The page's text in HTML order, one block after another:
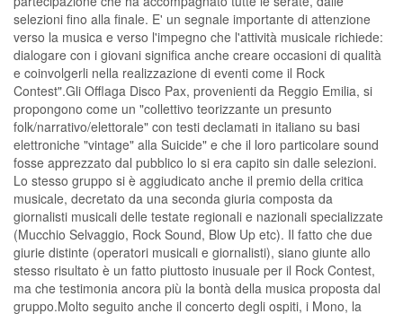
selezioni fino alla finale. E' un segnale importante di attenzione
verso la musica e verso l'impegno che l'attività musicale richiede:
dialogare con i giovani significa anche creare occasioni di qualità
e coinvolgerli nella realizzazione di eventi come il Rock
Contest".Gli Offlaga Disco Pax, provenienti da Reggio Emilia, si
propongono come un "collettivo teorizzante un presunto
folk/narrativo/elettorale" con testi declamati in italiano su basi
elettroniche "vintage" alla Suicide" e che il loro particolare sound
fosse apprezzato dal pubblico lo si era capito sin dalle selezioni.
Lo stesso gruppo si è aggiudicato anche il premio della critica
musicale, decretato da una seconda giuria composta da
giornalisti musicali delle testate regionali e nazionali specializzate
(Mucchio Selvaggio, Rock Sound, Blow Up etc). Il fatto che due
giurie distinte (operatori musicali e giornalisti), siano giunte allo
stesso risultato è un fatto piuttosto inusuale per il Rock Contest,
ma che testimonia ancora più la bontà della musica proposta dal
gruppo.Molto seguito anche il concerto degli ospiti, i Mono, la